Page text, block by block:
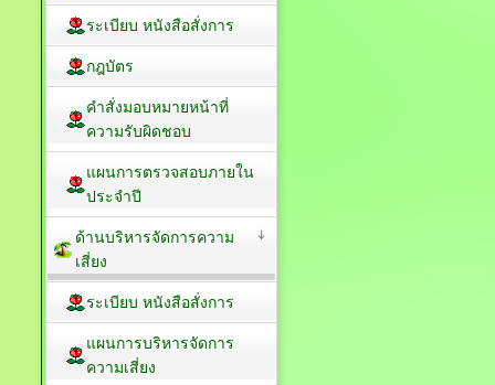
ระเบียบ หนังสือสั่งการ
กฎบัตร
คำสั่งมอบหมายหน้าที่
ความรับผิดชอบ
แผนการตรวจสอบภายใน
ประจำปี
ด้านบริหารจัดการความ
เสี่ยง
ระเบียบ หนังสือสั่งการ
แผนการบริหารจัดการ
ความเสี่ยง